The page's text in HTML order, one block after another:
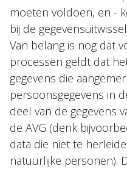
moeten voldoen, en -
bij de
Van belang is nog dat
processen geldt dat
gegevens die
persoonsgegevens in
deel van de gegevens
de AVG (denk
data die niet te
natuurlijke personen).